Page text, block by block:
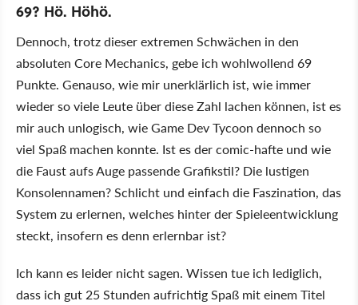
69? Hö. Höhö.
Dennoch, trotz dieser extremen Schwächen in den
absoluten Core Mechanics, gebe ich wohlwollend 69
Punkte. Genauso, wie mir unerklärlich ist, wie immer
wieder so viele Leute über diese Zahl lachen können, ist es
mir auch unlogisch, wie Game Dev Tycoon dennoch so
viel Spaß machen konnte. Ist es der comic-hafte und wie
die Faust aufs Auge passende Grafikstil? Die lustigen
Konsolennamen? Schlicht und einfach die Faszination, das
System zu erlernen, welches hinter der Spieleentwicklung
steckt, insofern es denn erlernbar ist?
Ich kann es leider nicht sagen. Wissen tue ich lediglich,
dass ich gut 25 Stunden aufrichtig Spaß mit einem Titel